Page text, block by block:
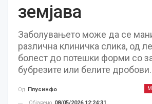
земјава
Заболувањето може да се
различна клиничка слика, од
болест до потешки форми со
бубрезите или белите дробови.
Од Плусинфо